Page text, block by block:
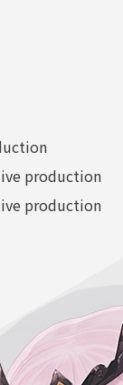
production
production